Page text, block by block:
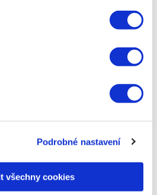
Podrobné nastavení
všechny cookies
*